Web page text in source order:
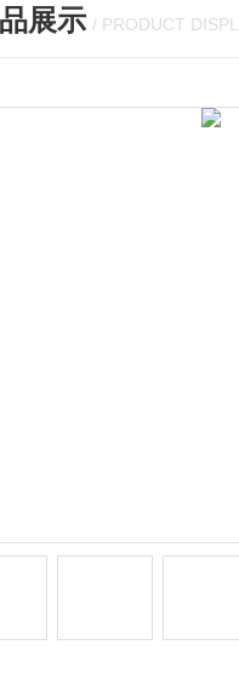
展示 / PRODUCT